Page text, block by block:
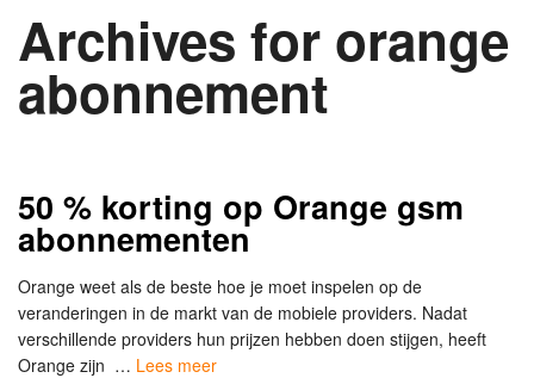
Archives for orange
abonnement
50 % korting op Orange gsm
abonnementen
Orange weet als de beste hoe je moet inspelen op de
veranderingen in de markt van de mobiele providers. Nadat
verschillende providers hun prijzen hebben doen stijgen, heeft
Orange zijn … Lees meer